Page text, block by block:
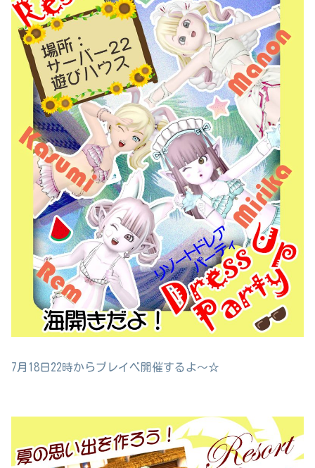
7月18日22時からプレイベ開催するよ～☆